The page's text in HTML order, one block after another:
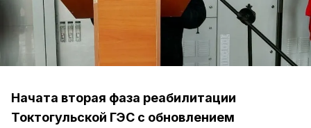
Начата вторая фаза реабилитации
Токтогульской ГЭС с обновлением